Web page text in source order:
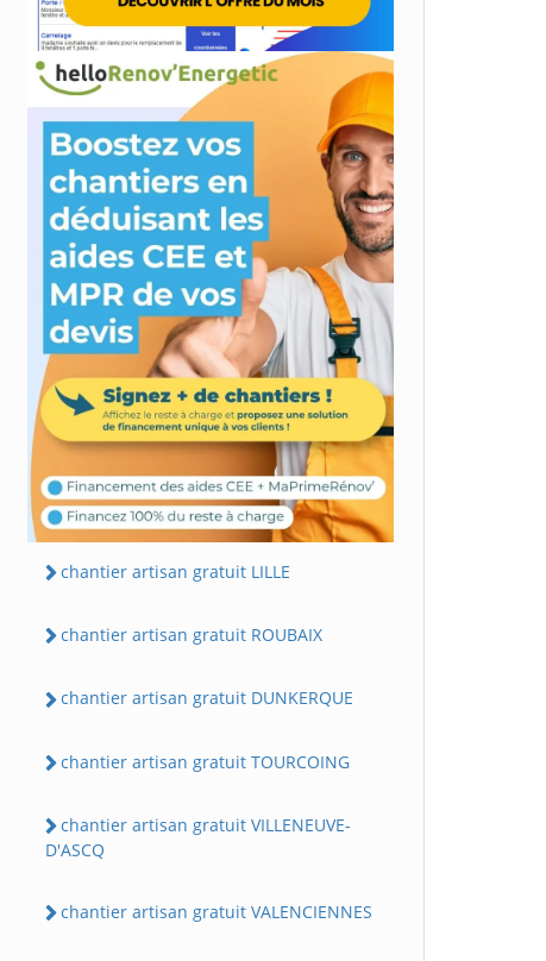
chantier artisan gratuit LILLE
chantier artisan gratuit ROUBAIX
chantier artisan gratuit DUNKERQUE
chantier artisan gratuit TOURCOING
chantier artisan gratuit VILLENEUVE-
D'ASCQ
chantier artisan gratuit VALENCIENNES